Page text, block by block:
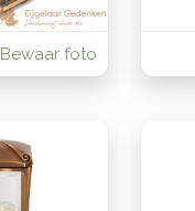
Bewaar foto